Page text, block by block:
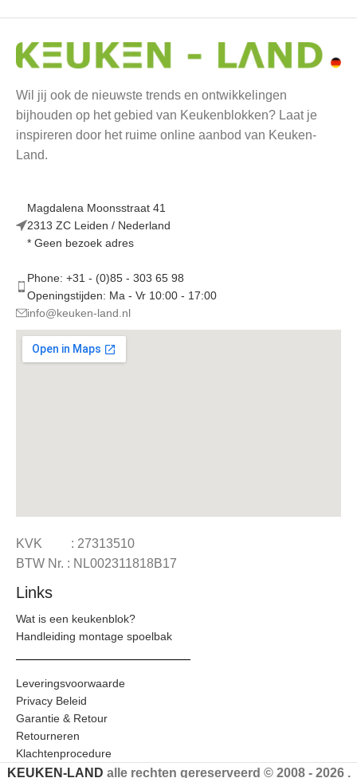
Wil jij ook de nieuwste trends en ontwikkelingen
bijhouden op het gebied van Keukenblokken? Laat je
inspireren door het ruime online aanbod van Keuken-
Land.
Magdalena Moonsstraat 41
2313 ZC Leiden / Nederland
* Geen bezoek adres
Phone: +31 - (0)85 - 303 65 98
Openingstijden: Ma - Vr 10:00 - 17:00
info@keuken-land.nl
KVK : 27313510
BTW Nr. : NL002311818B17
Links
Wat is een keukenblok?
Handleiding montage spoelbak
Leveringsvoorwaarde
Privacy Beleid
Garantie & Retour
Retourneren
Klachtenprocedure
KEUKEN-LAND alle rechten gereserveerd © 2008 - 2026 .